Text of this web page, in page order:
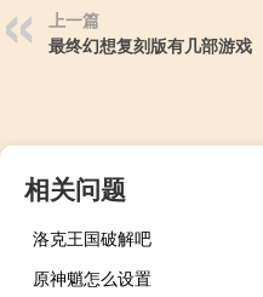
上一篇
最终幻想复刻版有几部游戏
相关问题
洛克王国破解吧
原神魈怎么设置